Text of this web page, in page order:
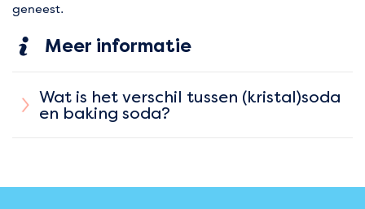
geneest.
Meer informatie
Wat is het verschil tussen (kristal)soda
en baking soda?